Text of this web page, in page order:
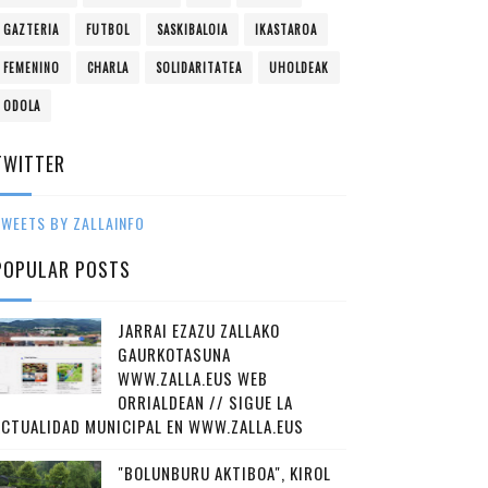
GAZTERIA FUTBOL SASKIBALOIA IKASTAROA
FEMENINO CHARLA SOLIDARITATEA UHOLDEAK
ODOLA
BY ZALLAINFO
POSTS
JARRAI EZAZU ZALLAKO
GAURKOTASUNA
WWW.ZALLA.EUS WEB
ORRIALDEAN // SIGUE LA
MUNICIPAL EN WWW.ZALLA.EUS
"BOLUNBURU AKTIBOA", KIROL